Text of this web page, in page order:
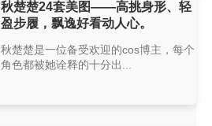
秋楚楚24套美图——高挑身形、轻
盈步履，飘逸好看动人心。
秋楚楚是一位备受欢迎的cos博主，每个
角色都被她诠释的十分出...